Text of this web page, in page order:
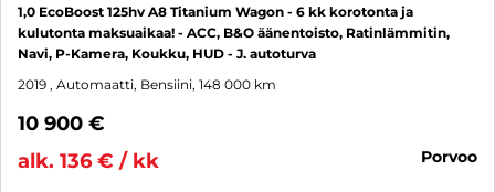
1,0 EcoBoost 125hv A8 Titanium Wagon - 6 kk korotonta ja
kulutonta maksuaikaa! - ACC, B&O äänentoisto, Ratinlämmitin,
Navi, P-Kamera, Koukku, HUD - J. autoturva
2019 , Automaatti, Bensiini, 148 000 km
10 900 €
alk. 136 € / kk
porvoo